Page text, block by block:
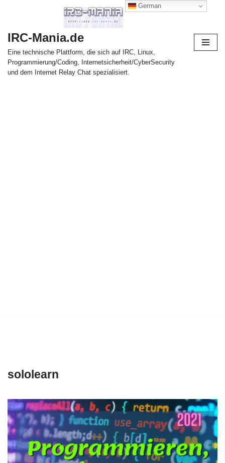
Inhalt
springen
IRC-Mania.de
Eine technische Plattform, die sich auf IRC, Linux,
Programmierung/Coding, Internetsicherheit/CyberSecurity
und dem Internet Relay Chat spezialisiert.
sololearn
German